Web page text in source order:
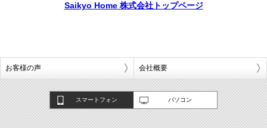
Saikyo Home 株式会社トップページ
お客様の声 会社概要
スマートフォン パソコン